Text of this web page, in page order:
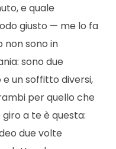
e quale
giusto — me lo fa
non sono in
sono due
un soffitto diversi,
per quello che
a te è questa:
due volte